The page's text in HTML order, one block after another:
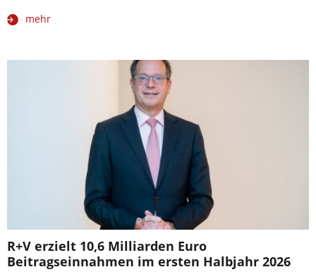
mehr
R+V erzielt 10,6 Milliarden Euro
Beitragseinnahmen im ersten Halbjahr 2026